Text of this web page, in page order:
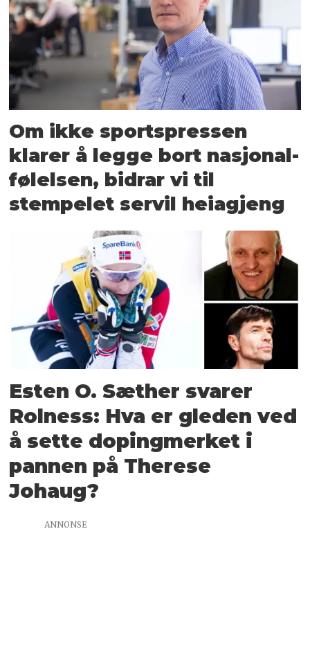
Om ikke sportspressen
klarer å legge bort nasjonal­
følelsen, bidrar vi til
stempelet servil heiagjeng
Esten O. Sæther svarer
Rolness: Hva er gleden ved
å sette doping­merket i
pannen på Therese
Johaug?
ANNONSE